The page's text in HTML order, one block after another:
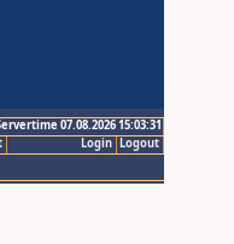
07.08.2026 15:03:31
Logout
Login